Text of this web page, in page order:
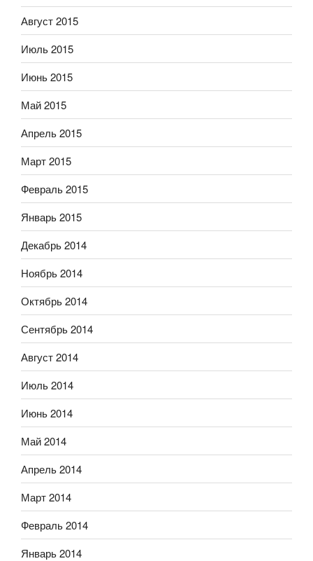
Август 2015
Июль 2015
Июнь 2015
Май 2015
Апрель 2015
Март 2015
Февраль 2015
Январь 2015
Декабрь 2014
Ноябрь 2014
Октябрь 2014
Сентябрь 2014
Август 2014
Июль 2014
Июнь 2014
Май 2014
Апрель 2014
Март 2014
Февраль 2014
Январь 2014